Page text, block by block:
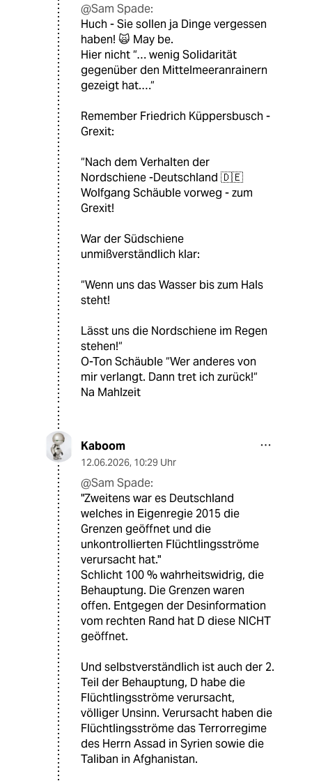
@Sam Spade:
Huch - Sie sollen ja Dinge vergessen
haben! 🙀 May be.
Hier nicht “… wenig Solidarität
gegenüber den Mittelmeeranrainern
gezeigt hat.…“
Remember Friedrich Küppersbusch -
Grexit:
“Nach dem Verhalten der
Nordschiene -Deutschland 🇩🇪
Wolfgang Schäuble vorweg - zum
Grexit!
War der Südschiene
unmißverständlich klar:
“Wenn uns das Wasser bis zum Hals
steht!
Lässt uns die Nordschiene im Regen
stehen!“
O-Ton Schäuble “Wer anderes von
mir verlangt. Dann tret ich zurück!“
Na Mahlzeit
Kaboom
12.06.2026, 10:29 Uhr
@Sam Spade:
"Zweitens war es Deutschland
welches in Eigenregie 2015 die
Grenzen geöffnet und die
unkontrollierten Flüchtlingsströme
verursacht hat."
Schlicht 100 % wahrheitswidrig, die
Behauptung. Die Grenzen waren
offen. Entgegen der Desinformation
vom rechten Rand hat D diese NICHT
geöffnet.
Und selbstverständlich ist auch der 2.
Teil der Behauptung, D habe die
Flüchtlingsströme verursacht,
völliger Unsinn. Verursacht haben die
Flüchtlingsströme das Terrorregime
des Herrn Assad in Syrien sowie die
Taliban in Afghanistan.